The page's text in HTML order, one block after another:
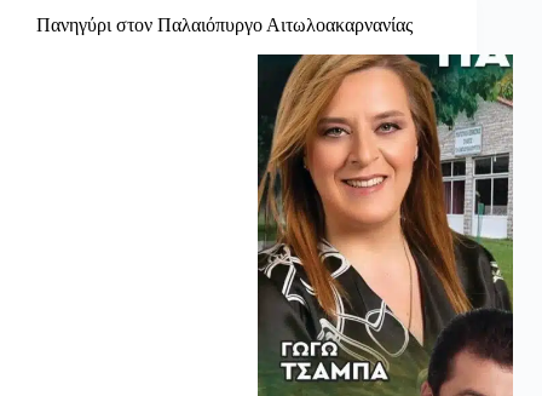
Πανηγύρι στον Παλαιόπυργο Αιτωλοακαρνανίας